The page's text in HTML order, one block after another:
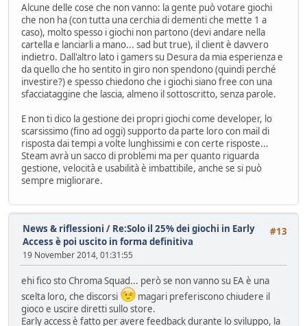
Alcune delle cose che non vanno: la gente può votare giochi
che non ha (con tutta una cerchia di dementi che mette 1 a
caso), molto spesso i giochi non partono (devi andare nella
cartella e lanciarli a mano... sad but true), il client è davvero
indietro. Dall'altro lato i gamers su Desura da mia esperienza e
da quello che ho sentito in giro non spendono (quindi perché
investire?) e spesso chiedono che i giochi siano free con una
sfacciataggine che lascia, almeno il sottoscritto, senza parole.
E non ti dico la gestione dei propri giochi come developer, lo
scarsissimo (fino ad oggi) supporto da parte loro con mail di
risposta dai tempi a volte lunghissimi e con certe risposte...
Steam avrà un sacco di problemi ma per quanto riguarda
gestione, velocità e usabilità è imbattibile, anche se si può
sempre migliorare.
#13
News & riflessioni / Re:Solo il 25% dei giochi in Early
Access è poi uscito in forma definitiva
19 November 2014, 01:31:55
ehi fico sto Chroma Squad... però se non vanno su EA è una
scelta loro, che discorsi
magari preferiscono chiudere il
gioco e uscire diretti sullo store.
Early access è fatto per avere feedback durante lo sviluppo, la